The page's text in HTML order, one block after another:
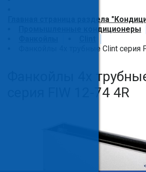
Главная страница раздела
Промышленные кондиционеры
Фанкойлы 4х трубные Clint серия
Фанкойлы 4х
серия FIW 12-74 4R